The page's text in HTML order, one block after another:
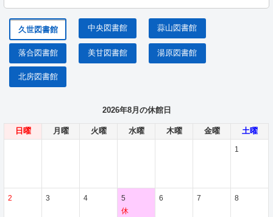
久世図書館 中央図書館 蒜山図書館
落合図書館 美甘図書館 湯原図書館
北房図書館
2026年8月の休館日
日曜 月曜 火曜 水曜 木曜 金曜 土曜
1
2 3 4
5
休
6 7 8